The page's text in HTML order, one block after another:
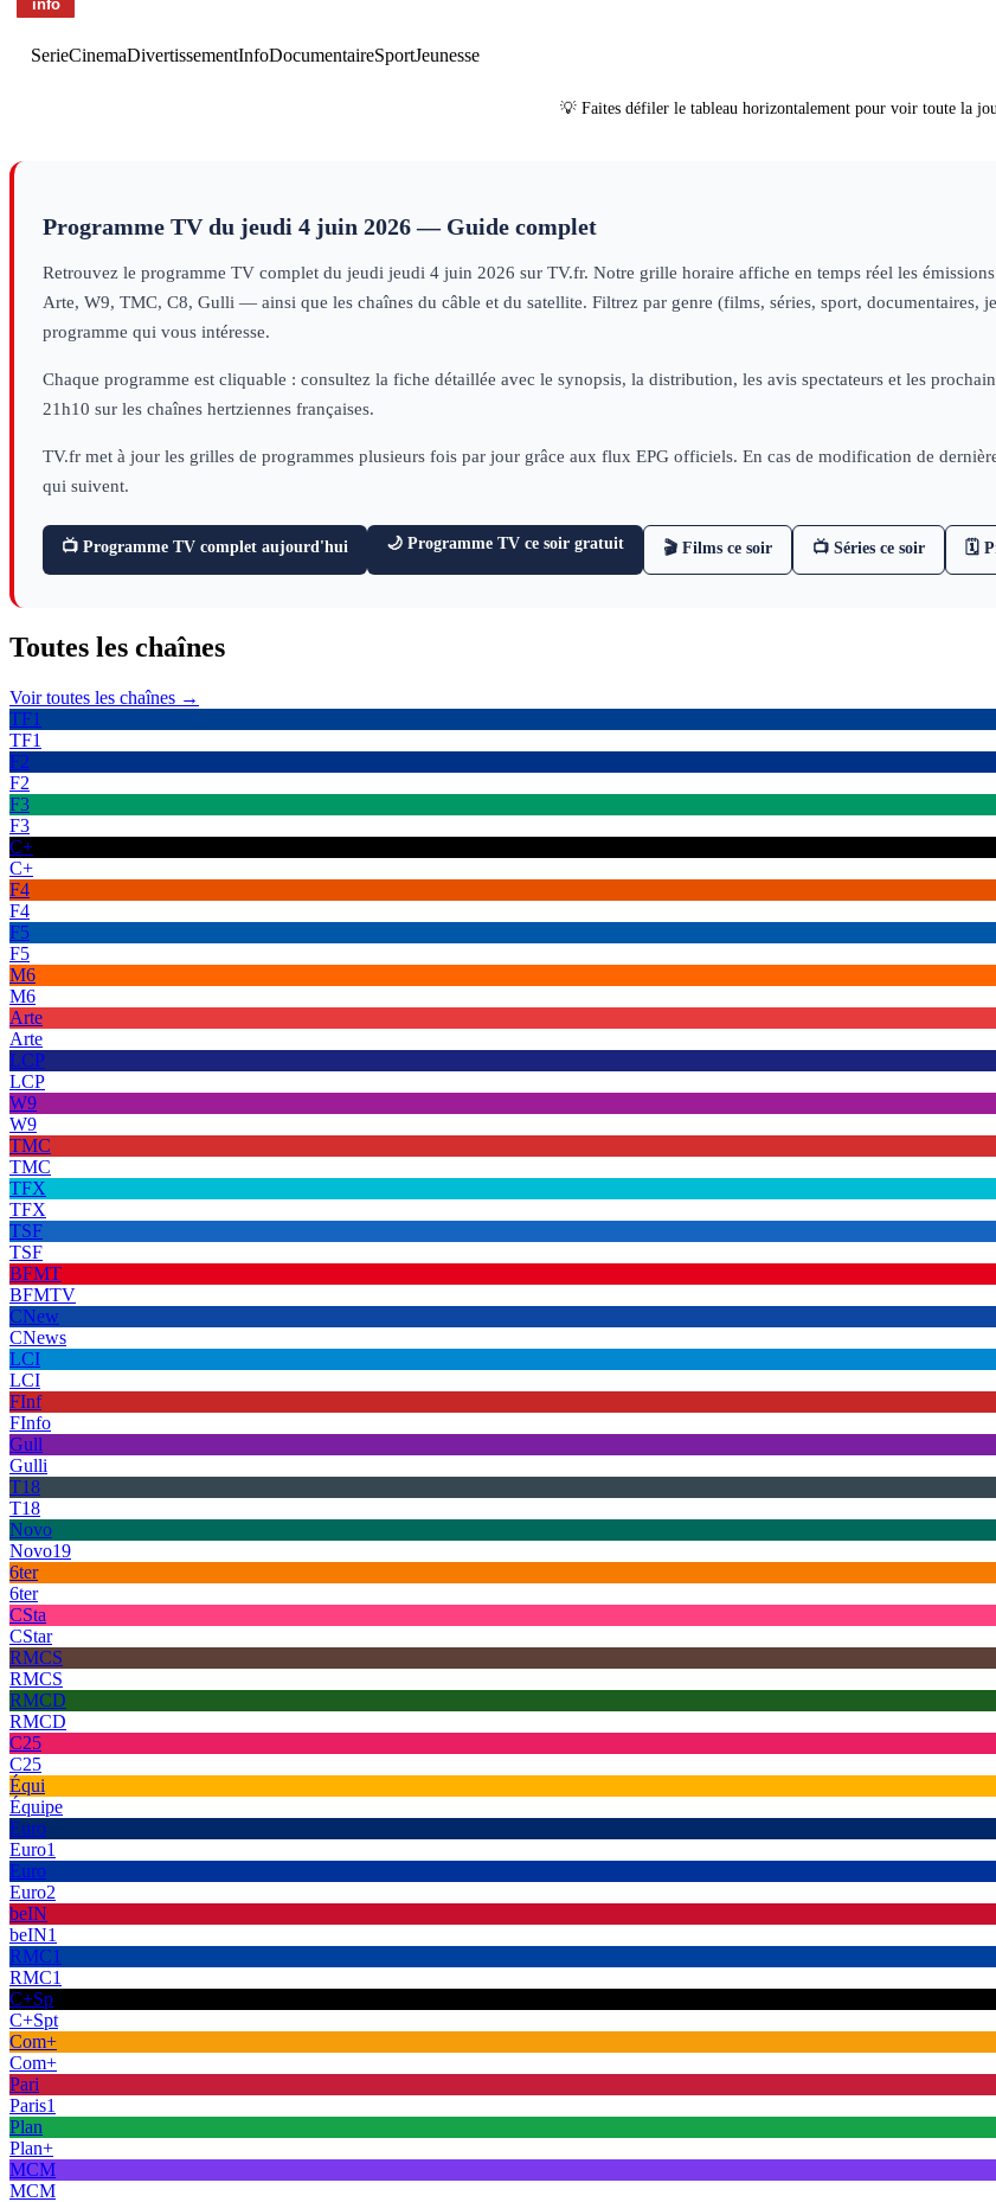
SerieCinemaDivertissementInfoDocumentaireSportJeunesse
💡 Faites défiler le tableau horizontalement pour voir toute la
Programme TV du jeudi 4 juin 2026— Guide complet
Retrouvez le programme TV complet du jeudi jeudi 4 juin 2026 sur TV.fr. Notre grille horaire affiche en temps réel les
Arte, W9, TMC, C8, Gulli — ainsi que les chaînes du câble et du satellite. Filtrez par genre (films, séries, sport, documentaires,
programme qui vous intéresse.
Chaque programme est cliquable : consultez la fiche détaillée avec le synopsis, la distribution, les avis spectateurs et les
21h10 sur les chaînes hertziennes françaises.
TV.fr met à jour les grilles de programmes plusieurs fois par jour grâce aux flux EPG officiels. En cas de modification de
qui suivent.
📺 Programme TV complet aujourd'hui 🌙 Programme TV ce soir gratuit 🎬 Films ce soir 📺 Séries ce soir 🗓
Toutes les chaînes
Voir toutes les chaînes →
TF1
TF1
F2
F2
F3
F3
C+
C+
F4
F4
F5
F5
M6
M6
Arte
Arte
LCP
LCP
W9
W9
TMC
TMC
TFX
TFX
TSF
TSF
BFMT
BFMTV
CNew
CNews
LCI
LCI
FInf
FInfo
Gull
Gulli
T18
T18
Novo
Novo19
6ter
6ter
CSta
CStar
RMCS
RMCS
RMCD
RMCD
C25
C25
Équi
Équipe
Euro
Euro1
Euro
Euro2
beIN
beIN1
RMC1
RMC1
C+Sp
C+Spt
Com+
Com+
Pari
Paris1
Plan
Plan+
MCM
MCM